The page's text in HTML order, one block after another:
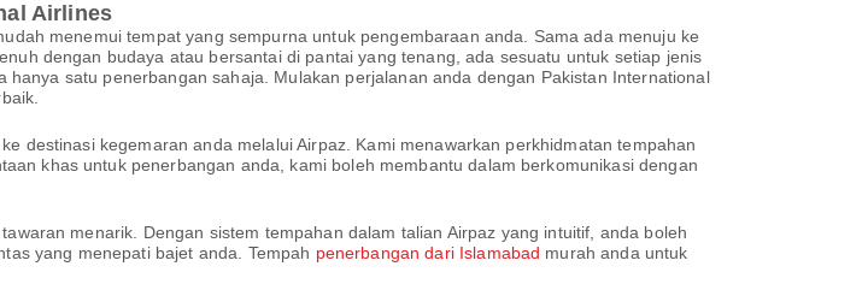
Airlines
menemui tempat yang sempurna untuk pengembaraan anda. Sama ada menuju ke
dengan budaya atau bersantai di pantai yang tenang, ada sesuatu untuk setiap jenis
satu penerbangan sahaja. Mulakan perjalanan anda dengan Pakistan International
destinasi kegemaran anda melalui Airpaz. Kami menawarkan perkhidmatan tempahan
khas untuk penerbangan anda, kami boleh membantu dalam berkomunikasi dengan
menarik. Dengan sistem tempahan dalam talian Airpaz yang intuitif, anda boleh
yang menepati bajet anda. Tempah penerbangan dari Islamabad murah anda untuk